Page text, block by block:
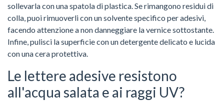
sollevarla con una spatola di plastica. Se rimangono residui di
colla, puoi rimuoverli con un solvente specifico per adesivi,
facendo attenzione a non danneggiare la vernice sottostante.
Infine, pulisci la superficie con un detergente delicato e lucida
con una cera protettiva.
Le lettere adesive resistono
all'acqua salata e ai raggi UV?